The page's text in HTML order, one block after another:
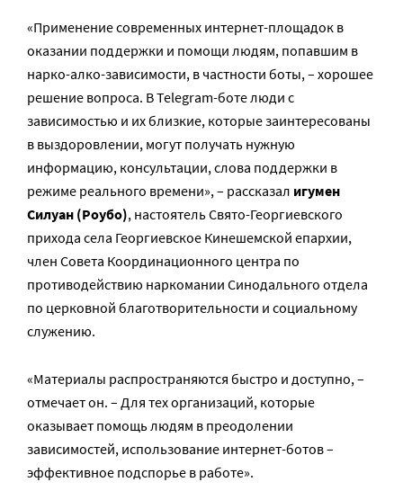
«Применение современных интернет-площадок в
оказании поддержки и помощи людям, попавшим в
нарко-алко-зависимости, в частности боты, – хорошее
решение вопроса. В Telegram-боте люди с
зависимостью и их близкие, которые заинтересованы
в выздоровлении, могут получать нужную
информацию, консультации, слова поддержки в
режиме реального времени», – рассказал игумен
Силуан (Роубо), настоятель Свято-Георгиевского
прихода села Георгиевское Кинешемской епархии,
член Совета Координационного центра по
противодействию наркомании Синодального отдела
по церковной благотворительности и социальному
служению.
«Материалы распространяются быстро и доступно, –
отмечает он. – Для тех организаций, которые
оказывает помощь людям в преодолении
зависимостей, использование интернет-ботов –
эффективное подспорье в работе».